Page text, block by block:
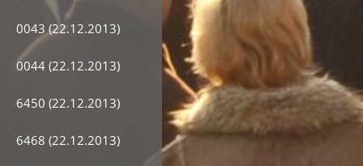
0043 (22.12.2013)
0044 (22.12.2013)
6450 (22.12.2013)
6468 (22.12.2013)